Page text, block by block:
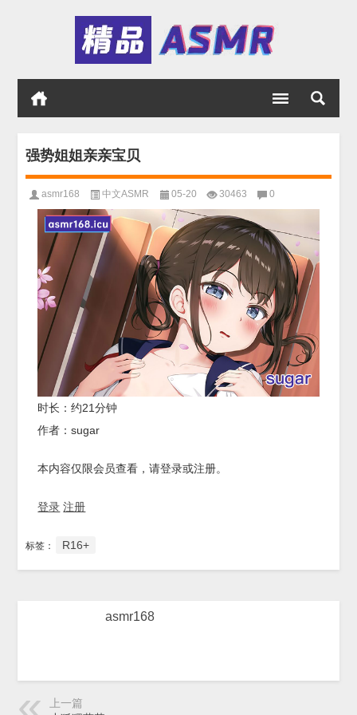
强势姐姐亲亲宝贝
asmr168 中文ASMR 05-20 30463 0
时长：约21分钟
作者：sugar
本内容仅限会员查看，请登录或注册。
登录 注册
标签： R16+
asmr168
上一篇